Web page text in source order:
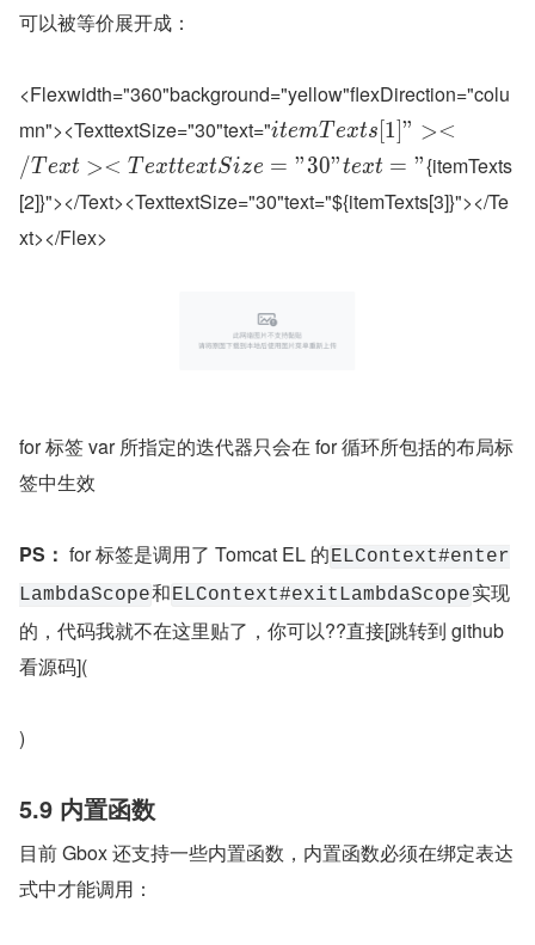
可以被等价展开成：
<Flexwidth="360"background="yellow"flexDirection="colu
mn"><TexttextSize="30"text="itemT exts 1 " ><
/T ext >< T exttextSize = "30"text = "{itemTexts
[2]}"></Text><TexttextSize="30"text="${itemTexts[3]}"></Te
xt></Flex>
for 标签 var 所指定的迭代器只会在 for 循环所包括的布局标
签中生效
PS： for 标签是调用了 Tomcat EL 的ELContext#enter
LambdaScope和ELContext#exitLambdaScope实现
的，代码我就不在这里贴了，你可以??直接[跳转到 github
看源码](
)
5.9 内置函数
目前 Gbox 还支持一些内置函数，内置函数必须在绑定表达
式中才能调用：